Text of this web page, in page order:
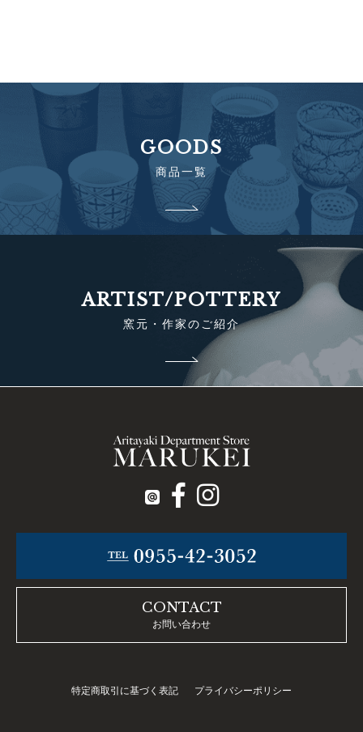
GOODS
商品一覧
ARTIST/POTTERY
窯元・作家のご紹介
CONTACT
お問い合わせ
特定商取引に基づく表記 プライバシーポリシー